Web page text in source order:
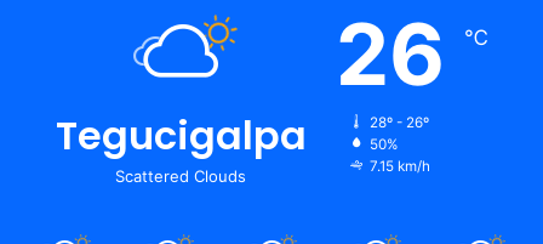
Tegucigalpa
Scattered Clouds
26 ℃
28º - 26º
50%
7.15 km/h